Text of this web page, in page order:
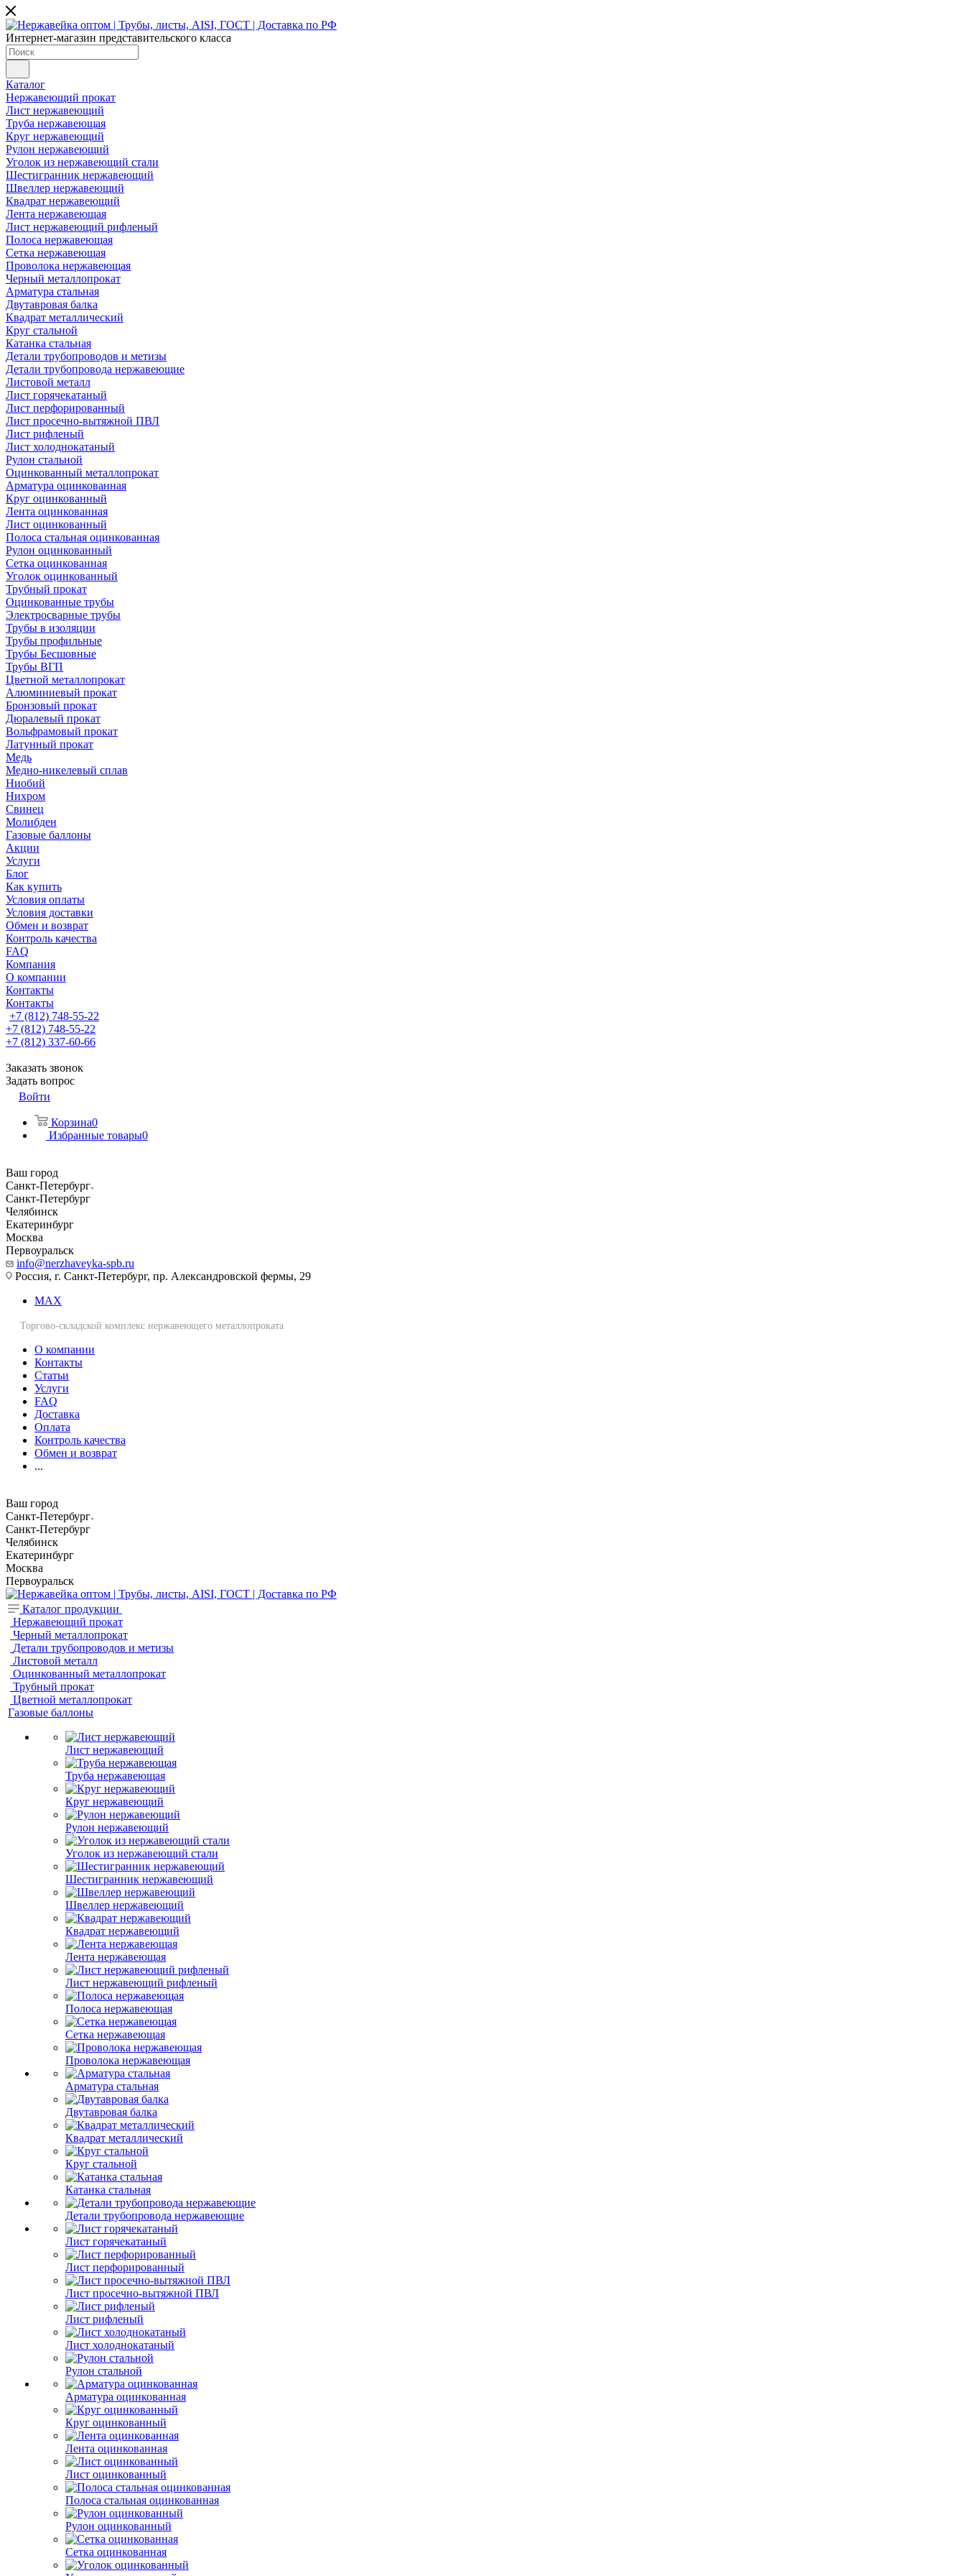
Интернет-магазин представительского класса
Каталог
Нержавеющий прокат
Лист нержавеющий
Труба нержавеющая
Круг нержавеющий
Рулон нержавеющий
Уголок из нержавеющий стали
Шестигранник нержавеющий
Швеллер нержавеющий
Квадрат нержавеющий
Лента нержавеющая
Лист нержавеющий рифленый
Полоса нержавеющая
Сетка нержавеющая
Проволока нержавеющая
Черный металлопрокат
Арматура стальная
Двутавровая балка
Квадрат металлический
Круг стальной
Катанка стальная
Детали трубопроводов и метизы
Детали трубопровода нержавеющие
Листовой металл
Лист горячекатаный
Лист перфорированный
Лист просечно-вытяжной ПВЛ
Лист рифленый
Лист холоднокатаный
Рулон стальной
Оцинкованный металлопрокат
Арматура оцинкованная
Круг оцинкованный
Лента оцинкованная
Лист оцинкованный
Полоса стальная оцинкованная
Рулон оцинкованный
Сетка оцинкованная
Уголок оцинкованный
Трубный прокат
Оцинкованные трубы
Электросварные трубы
Трубы в изоляции
Трубы профильные
Трубы Бесшовные
Трубы ВГП
Цветной металлопрокат
Алюминиевый прокат
Бронзовый прокат
Дюралевый прокат
Вольфрамовый прокат
Латунный прокат
Медь
Медно-никелевый сплав
Ниобий
Нихром
Свинец
Молибден
Газовые баллоны
Акции
Услуги
Блог
Как купить
Условия оплаты
Условия доставки
Обмен и возврат
Контроль качества
FAQ
Компания
О компании
Контакты
Контакты
+7 (812) 748-55-22
+7 (812) 748-55-22
+7 (812) 337-60-66
Заказать звонок
Задать вопрос
Войти
Корзина0
Избранные товары0
Ваш город
Санкт-Петербург
Санкт-Петербург
Челябинск
Екатеринбург
Москва
Первоуральск
info@nerzhaveyka-spb.ru
Россия, г. Санкт-Петербург, пр. Александровской фермы, 29
MAX
Торгово-складской комплекс нержавеющего металлопроката
О компании
Контакты
Статьи
Услуги
FAQ
Доставка
Оплата
Контроль качества
Обмен и возврат
...
Ваш город
Санкт-Петербург
Санкт-Петербург
Челябинск
Екатеринбург
Москва
Первоуральск
Каталог продукции
Нержавеющий прокат
Черный металлопрокат
Детали трубопроводов и метизы
Листовой металл
Оцинкованный металлопрокат
Трубный прокат
Цветной металлопрокат
Газовые баллоны
Лист нержавеющий
Труба нержавеющая
Круг нержавеющий
Рулон нержавеющий
Уголок из нержавеющий стали
Шестигранник нержавеющий
Швеллер нержавеющий
Квадрат нержавеющий
Лента нержавеющая
Лист нержавеющий рифленый
Полоса нержавеющая
Сетка нержавеющая
Проволока нержавеющая
Арматура стальная
Двутавровая балка
Квадрат металлический
Круг стальной
Катанка стальная
Детали трубопровода нержавеющие
Лист горячекатаный
Лист перфорированный
Лист просечно-вытяжной ПВЛ
Лист рифленый
Лист холоднокатаный
Рулон стальной
Арматура оцинкованная
Круг оцинкованный
Лента оцинкованная
Лист оцинкованный
Полоса стальная оцинкованная
Рулон оцинкованный
Сетка оцинкованная